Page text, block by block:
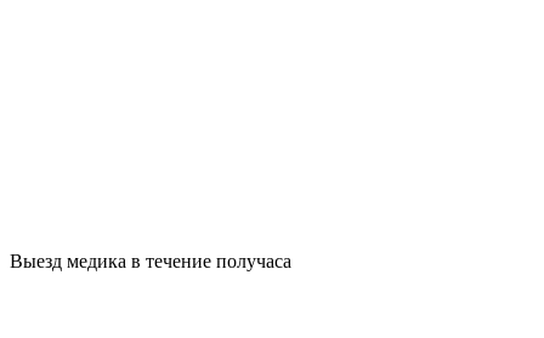
Выезд медика в течение получаса